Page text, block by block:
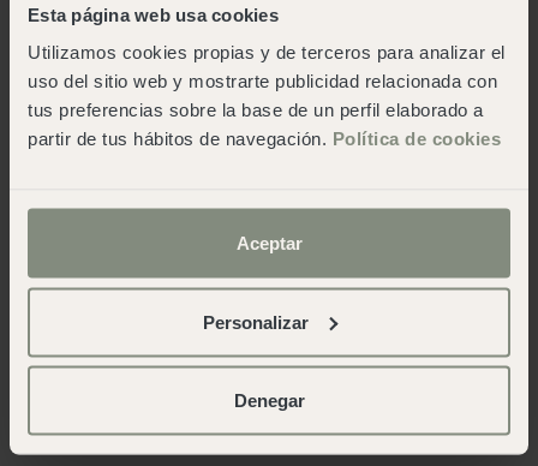
Esta página web usa cookies
Utilizamos cookies propias y de terceros para analizar el
uso del sitio web y mostrarte publicidad relacionada con
tus preferencias sobre la base de un perfil elaborado a
partir de tus hábitos de navegación. Política de cookies
Aceptar
Personalizar
Denegar